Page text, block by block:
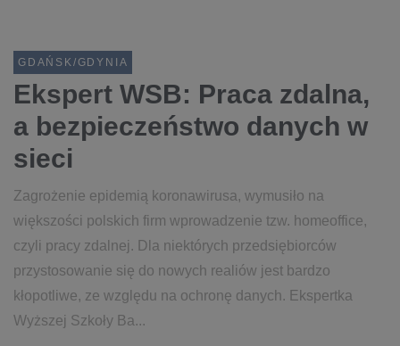
GDAŃSK/GDYNIA
Ekspert WSB: Praca zdalna,
a bezpieczeństwo danych w
sieci
Zagrożenie epidemią koronawirusa, wymusiło na
większości polskich firm wprowadzenie tzw. homeoffice,
czyli pracy zdalnej. Dla niektórych przedsiębiorców
przystosowanie się do nowych realiów jest bardzo
kłopotliwe, ze względu na ochronę danych. Ekspertka
Wyższej Szkoły Ba...